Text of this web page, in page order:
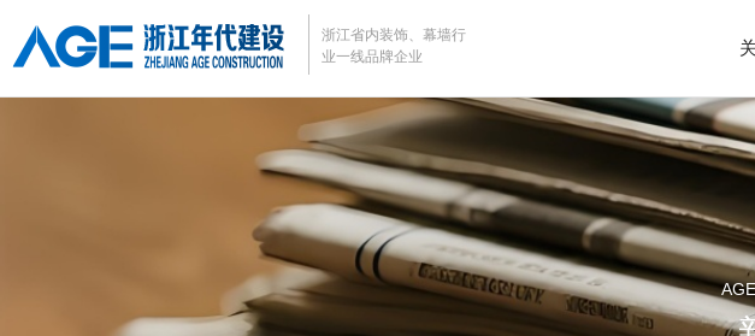
浙江省内装饰、幕墙行
业一线品牌企业